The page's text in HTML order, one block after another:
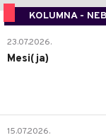
KOLUMNA -
23.07.2026.
Mesi(ja)
15.07.2026.